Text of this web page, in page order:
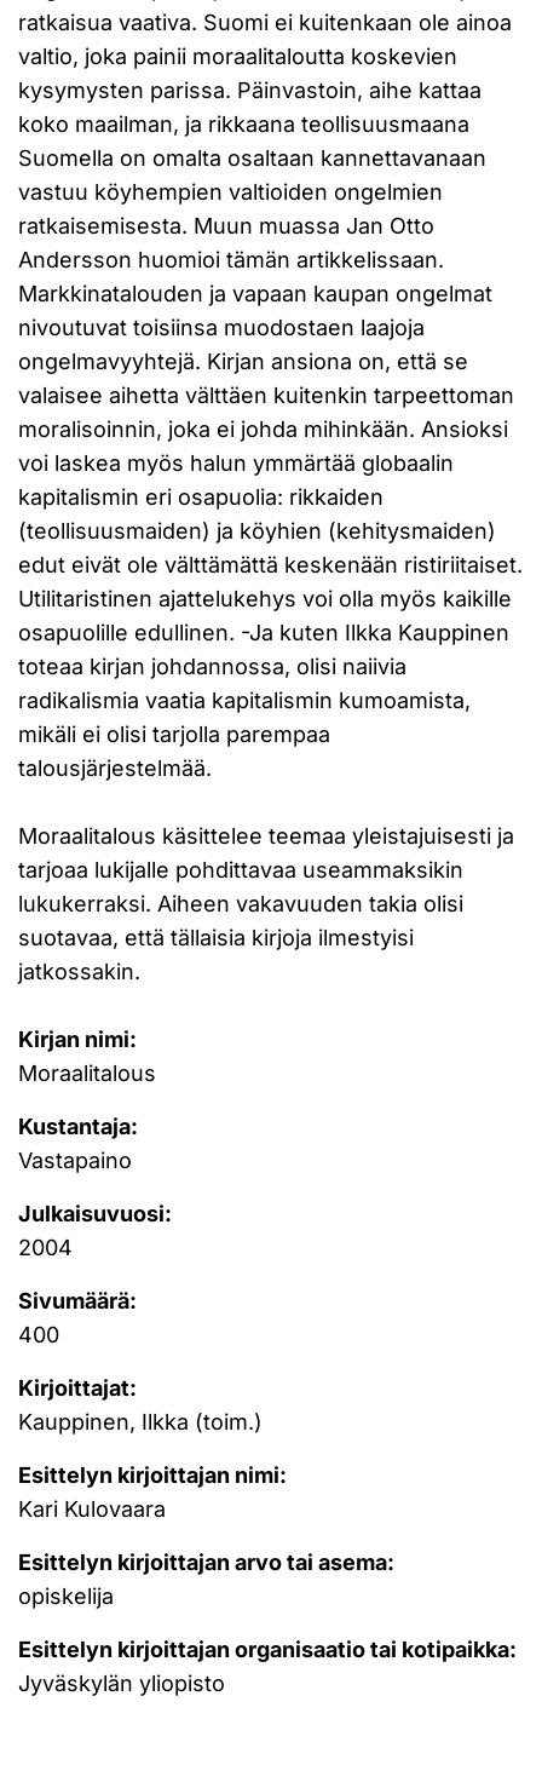
ratkaisua vaativa. Suomi ei kuitenkaan ole ainoa
valtio, joka painii moraalitaloutta koskevien
kysymysten parissa. Päinvastoin, aihe kattaa
koko maailman, ja rikkaana teollisuusmaana
Suomella on omalta osaltaan kannettavanaan
vastuu köyhempien valtioiden ongelmien
ratkaisemisesta. Muun muassa Jan Otto
Andersson huomioi tämän artikkelissaan.
Markkinatalouden ja vapaan kaupan ongelmat
nivoutuvat toisiinsa muodostaen laajoja
ongelmavyyhtejä. Kirjan ansiona on, että se
valaisee aihetta välttäen kuitenkin tarpeettoman
moralisoinnin, joka ei johda mihinkään. Ansioksi
voi laskea myös halun ymmärtää globaalin
kapitalismin eri osapuolia: rikkaiden
(teollisuusmaiden) ja köyhien (kehitysmaiden)
edut eivät ole välttämättä keskenään ristiriitaiset.
Utilitaristinen ajattelukehys voi olla myös kaikille
osapuolille edullinen. -Ja kuten Ilkka Kauppinen
toteaa kirjan johdannossa, olisi naiivia
radikalismia vaatia kapitalismin kumoamista,
mikäli ei olisi tarjolla parempaa
talousjärjestelmää.
Moraalitalous käsittelee teemaa yleistajuisesti ja
tarjoaa lukijalle pohdittavaa useammaksikin
lukukerraksi. Aiheen vakavuuden takia olisi
suotavaa, että tällaisia kirjoja ilmestyisi
jatkossakin.
Kirjan nimi:
Moraalitalous
Kustantaja:
Vastapaino
Julkaisuvuosi:
2004
Sivumäärä:
400
Kirjoittajat:
Kauppinen, Ilkka (toim.)
Esittelyn kirjoittajan nimi:
Kari Kulovaara
Esittelyn kirjoittajan arvo tai asema:
opiskelija
Esittelyn kirjoittajan organisaatio tai kotipaikka:
Jyväskylän yliopisto